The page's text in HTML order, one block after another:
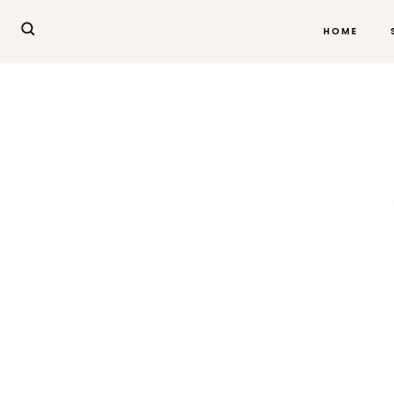
HOME